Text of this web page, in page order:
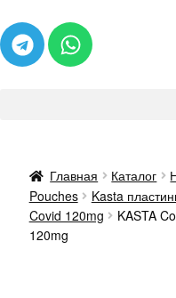
Главная Каталог
Pouches
Kasta
Covid 120mg
KASTA
120mg